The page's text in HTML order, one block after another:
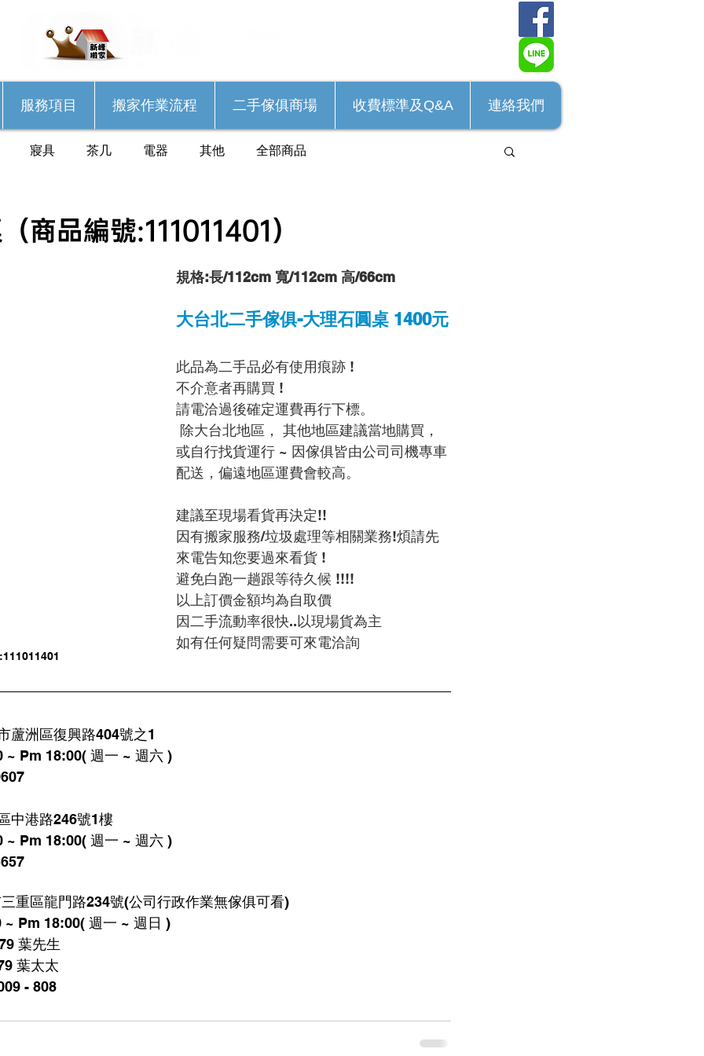
服務項目 搬家作業流程 二手傢俱商場 收費標準及Q&A 連絡我們
寢具 茶几 電器 其他 全部商品
商品編號:111011401）
規格:長/112cm 寬/112cm 高/66cm
大台北二手傢俱-大理石圓桌 1400元
此品為二手品必有使用痕跡 !
不介意者再購買 !
請電洽過後確定運費再行下標。
或自行找貨運行 ~ 因傢俱皆由公司司機專車
配送，偏遠地區運費會較高。
建議至現場看貨再決定!!
因有搬家服務/垃圾處理等相關業務!煩請先
來電告知您要過來看貨 !
避免白跑一趟跟等待久候 !!!!
以上訂價金額均為自取價
因二手流動率很快..以現場貨為主
如有任何疑問需要可來電洽詢
蘆洲區復興路404號之1
~ Pm 18:00( 週一 ~ 週六 )
中港路246號1樓
~ Pm 18:00( 週一 ~ 週六 )
重區龍門路234號(公司行政作業無傢俱可看)
Pm 18:00( 週一 ~ 週日 )
葉先生
479 葉太太
- 808